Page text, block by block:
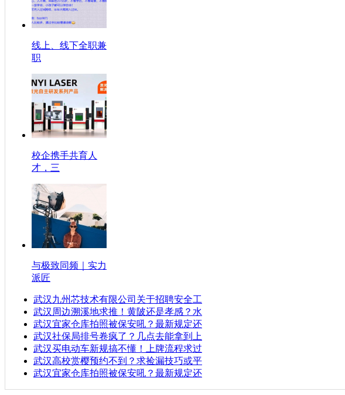
线上、线下全职兼
职
校企携手共育人
才，三
与极致同频｜实力
派匠
武汉九州芯技术有限公司关于招聘安全工
武汉周边溯溪地求推！黄陂还是孝感？水
武汉宜家仓库拍照被保安吼？最新规定还
武汉社保局排号卷疯了？几点去能拿到上
武汉买电动车新规搞不懂！上牌流程求过
武汉高校赏樱预约不到？求捡漏技巧或平
武汉宜家仓库拍照被保安吼？最新规定还